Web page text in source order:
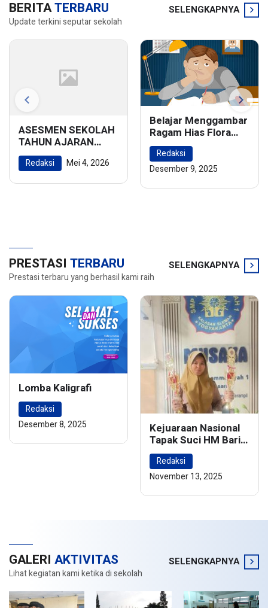
BERITATERBARU
Update terkini seputar sekolah
SELENGKAPNYA
ASESMEN SEKOLAH
TAHUN AJARAN
2025/2026
Redaksi Mei 4, 2026
Belajar Menggambar
Ragam Hias Flora
dan Fauna:
Menghidupkan
Keindahan Alam
Redaksi
Desember 9, 2025
PRESTASI TERBARU
Prestasi terbaru yang berhasil kami raih
SELENGKAPNYA
Lomba Kaligrafi
Redaksi
Desember 8, 2025
Kejuaraan Nasional
Tapak Suci HM Barie
Rsyad Championship
2024
Redaksi
November 13, 2025
GALERI AKTIVITAS
Lihat kegiatan kami ketika di sekolah
SELENGKAPNYA